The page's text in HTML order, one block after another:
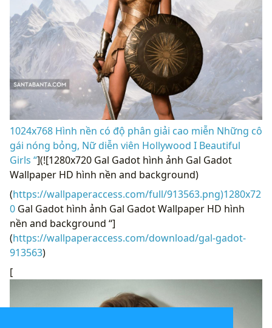
1024x768 Hình nền có độ phân giải cao miễn Những cô
gái nóng bỏng, Nữ diễn viên Hollywood I Beautiful
Girls “](![1280x720 Gal Gadot hình ảnh Gal Gadot
Wallpaper HD hình nền and background)
(https://wallpaperaccess.com/full/913563.png)1280x72
0 Gal Gadot hình ảnh Gal Gadot Wallpaper HD hình
nền and background “]
(https://wallpaperaccess.com/download/gal-gadot-
913563)
[